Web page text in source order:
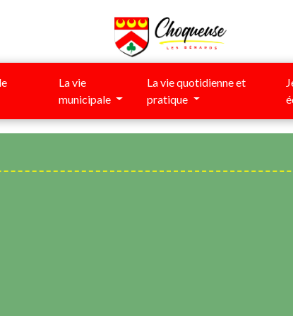
La vie
municipale
La vie quotidienne et
pratique